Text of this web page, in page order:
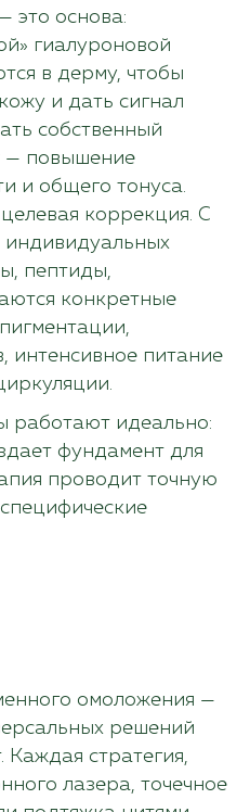
это основа:
гиалуроновой
в дерму, чтобы
и дать сигнал
собственный
— повышение
и общего тонуса.
коррекция. С
пептиды,
конкретные
интенсивное питание
работают идеально:
фундамент для
проводит точную
омоложения —
решений
Каждая стратегия,
лазера, точечное
не является